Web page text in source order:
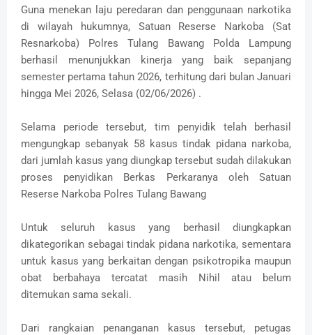
Guna menekan laju peredaran dan penggunaan narkotika
di wilayah hukumnya, Satuan Reserse Narkoba (Sat
Resnarkoba) Polres Tulang Bawang Polda Lampung
berhasil menunjukkan kinerja yang baik sepanjang
semester pertama tahun 2026, terhitung dari bulan Januari
hingga Mei 2026, Selasa (02/06/2026) .
Selama periode tersebut, tim penyidik telah berhasil
mengungkap sebanyak 58 kasus tindak pidana narkoba,
dari jumlah kasus yang diungkap tersebut sudah dilakukan
proses penyidikan Berkas Perkaranya oleh Satuan
Reserse Narkoba Polres Tulang Bawang
Untuk seluruh kasus yang berhasil diungkapkan
dikategorikan sebagai tindak pidana narkotika, sementara
untuk kasus yang berkaitan dengan psikotropika maupun
obat berbahaya tercatat masih Nihil atau belum
ditemukan sama sekali.
Dari rangkaian penanganan kasus tersebut, petugas